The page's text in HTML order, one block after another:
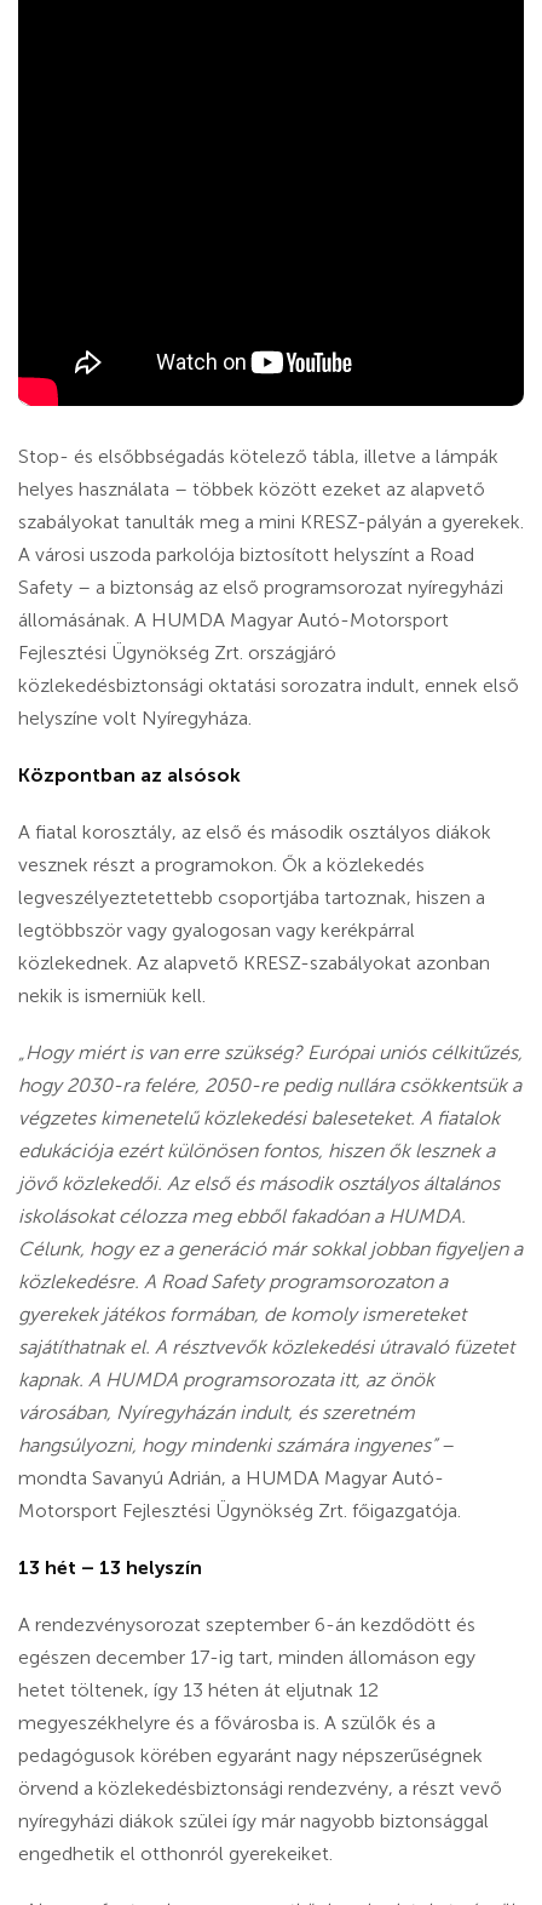
Stop- és elsőbbségadás kötelező tábla, illetve a lámpák
helyes használata – többek között ezeket az alapvető
szabályokat tanulták meg a mini KRESZ-pályán a gyerekek.
A városi uszoda parkolója biztosított helyszínt a Road
Safety – a biztonság az első programsorozat nyíregyházi
állomásának. A HUMDA Magyar Autó-Motorsport
Fejlesztési Ügynökség Zrt. országjáró
közlekedésbiztonsági oktatási sorozatra indult, ennek első
helyszíne volt Nyíregyháza.
Központban az alsósok
A fiatal korosztály, az első és második osztályos diákok
vesznek részt a programokon. Ők a közlekedés
legveszélyeztetettebb csoportjába tartoznak, hiszen a
legtöbbször vagy gyalogosan vagy kerékpárral
közlekednek. Az alapvető KRESZ-szabályokat azonban
nekik is ismerniük kell.
„Hogy miért is van erre szükség? Európai uniós célkitűzés,
hogy 2030-ra felére, 2050-re pedig nullára csökkentsük a
végzetes kimenetelű közlekedési baleseteket. A fiatalok
edukációja ezért különösen fontos, hiszen ők lesznek a
jövő közlekedői. Az első és második osztályos általános
iskolásokat célozza meg ebből fakadóan a HUMDA.
Célunk, hogy ez a generáció már sokkal jobban figyeljen a
közlekedésre. A Road Safety programsorozaton a
gyerekek játékos formában, de komoly ismereteket
sajátíthatnak el. A résztvevők közlekedési útravaló füzetet
kapnak. A HUMDA programsorozata itt, az önök
városában, Nyíregyházán indult, és szeretném
hangsúlyozni, hogy mindenki számára ingyenes”–
mondta Savanyú Adrián, a HUMDA Magyar Autó-
Motorsport Fejlesztési Ügynökség Zrt. főigazgatója.
13 hét – 13 helyszín
A rendezvénysorozat szeptember 6-án kezdődött és
egészen december 17-ig tart, minden állomáson egy
hetet töltenek, így 13 héten át eljutnak 12
megyeszékhelyre és a fővárosba is. A szülők és a
pedagógusok körében egyaránt nagy népszerűségnek
örvend a közlekedésbiztonsági rendezvény, a részt vevő
nyíregyházi diákok szülei így már nagyobb biztonsággal
engedhetik el otthonról gyerekeiket.